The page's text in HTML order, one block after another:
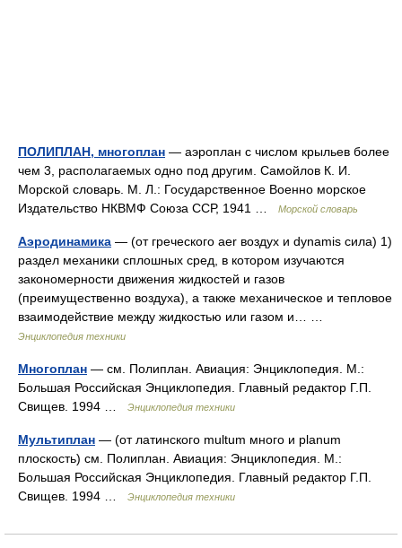
ПОЛИПЛАН, многоплан — аэроплан с числом крыльев более
чем 3, располагаемых одно под другим. Самойлов К. И.
Морской словарь. М. Л.: Государственное Военно морское
Издательство НКВМФ Союза ССР, 1941 …
Морской словарь
Аэродинамика — (от греческого аer воздух и dynamis сила) 1)
раздел механики сплошных сред, в котором изучаются
закономерности движения жидкостей и газов
(преимущественно воздуха), а также механическое и тепловое
взаимодействие между жидкостью или газом и… …
Энциклопедия техники
Многоплан — см. Полиплан. Авиация: Энциклопедия. М.:
Большая Российская Энциклопедия. Главный редактор Г.П.
Свищев. 1994 …
Энциклопедия техники
Мультиплан — (от латинского multum много и planum
плоскость) см. Полиплан. Авиация: Энциклопедия. М.:
Большая Российская Энциклопедия. Главный редактор Г.П.
Свищев. 1994 …
Энциклопедия техники